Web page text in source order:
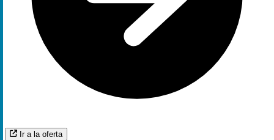
Ir a la oferta